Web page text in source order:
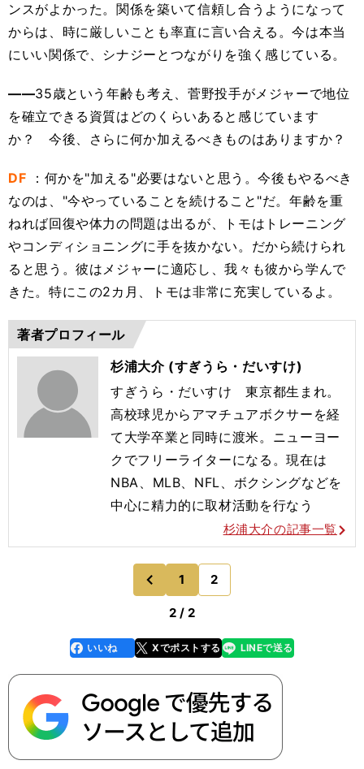
ンスがよかった。関係を築いて信頼し合うようになって
からは、時に厳しいことも率直に言い合える。今は本当
にいい関係で、シナジーとつながりを強く感じている。
――35歳という年齢も考え、菅野投手がメジャーで地位
を確立できる資質はどのくらいあると感じています
か？ 今後、さらに何か加えるべきものはありますか？
DF ：何かを"加える"必要はないと思う。今後もやるべき
なのは、"今やっていることを続けること"だ。年齢を重
ねれば回復や体力の問題は出るが、トモはトレーニング
やコンディショニングに手を抜かない。だから続けられ
ると思う。彼はメジャーに適応し、我々も彼から学んで
きた。特にこの2カ月、トモは非常に充実しているよ。
著者プロフィール
杉浦大介 (すぎうら・だいすけ)
すぎうら・だいすけ 東京都生まれ。
高校球児からアマチュアボクサーを経
て大学卒業と同時に渡米。ニューヨー
クでフリーライターになる。現在は
NBA、MLB、NFL、ボクシングなどを
中心に精力的に取材活動を行なう
杉浦大介の記事一覧
前
1 2
2 / 2
faceboo
k
いいね Xでポストする
line LINEで送る